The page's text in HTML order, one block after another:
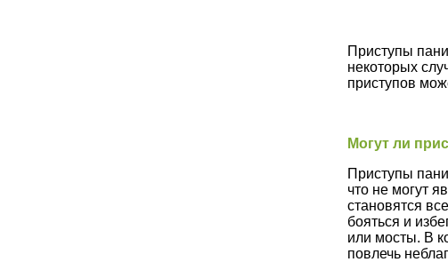
Приступы
некоторых
приступов
Могут ли
Приступы
что не могут
становятся
бояться и
или мосты. В
повлечь